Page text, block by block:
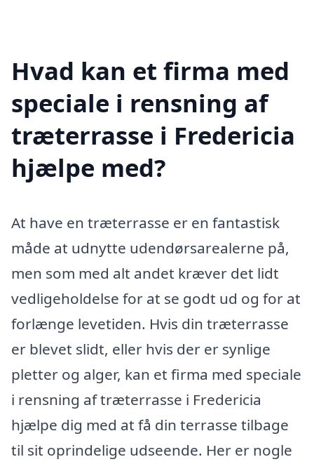
Hvad kan et firma med
speciale i rensning af
træterrasse i Fredericia
hjælpe med?
At have en træterrasse er en fantastisk
måde at udnytte udendørsarealerne på,
men som med alt andet kræver det lidt
vedligeholdelse for at se godt ud og for at
forlænge levetiden. Hvis din træterrasse
er blevet slidt, eller hvis der er synlige
pletter og alger, kan et firma med speciale
i rensning af træterrasse i Fredericia
hjælpe dig med at få din terrasse tilbage
til sit oprindelige udseende. Her er nogle